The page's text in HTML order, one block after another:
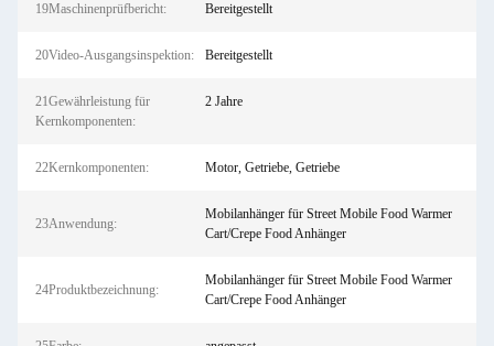
19Maschinenprüfbericht: Bereitgestellt
20Video-Ausgangsinspektion: Bereitgestellt
21Gewährleistung für
Kernkomponenten:
2 Jahre
22Kernkomponenten: Motor, Getriebe, Getriebe
23Anwendung:
Mobilanhänger für Street Mobile Food Warmer
Cart/Crepe Food Anhänger
24Produktbezeichnung:
Mobilanhänger für Street Mobile Food Warmer
Cart/Crepe Food Anhänger